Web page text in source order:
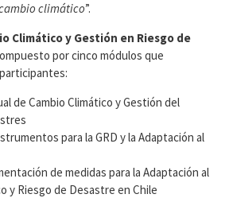
climático”.
Climático y Gestión en Riesgo de
por cinco módulos que
de Cambio Climático y Gestión del
para la GRD y la Adaptación al
de medidas para la Adaptación al
y Riesgo de Desastre en Chile